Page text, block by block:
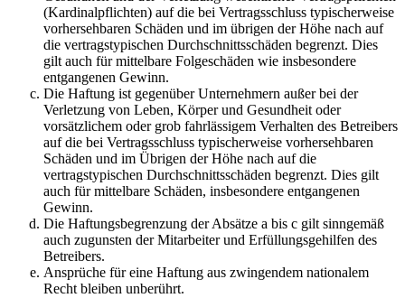
(Kardinalpflichten) auf die bei Vertragsschluss typischerweise
vorhersehbaren Schäden und im übrigen der Höhe nach auf
die vertragstypischen Durchschnittsschäden begrenzt. Dies
gilt auch für mittelbare Folgeschäden wie insbesondere
entgangenen Gewinn.
Die Haftung ist gegenüber Unternehmern außer bei der
Verletzung von Leben, Körper und Gesundheit oder
vorsätzlichem oder grob fahrlässigem Verhalten des Betreibers
auf die bei Vertragsschluss typischerweise vorhersehbaren
Schäden und im Übrigen der Höhe nach auf die
vertragstypischen Durchschnittsschäden begrenzt. Dies gilt
auch für mittelbare Schäden, insbesondere entgangenen
Gewinn.
Die Haftungsbegrenzung der Absätze a bis c gilt sinngemäß
auch zugunsten der Mitarbeiter und Erfüllungsgehilfen des
Betreibers.
Ansprüche für eine Haftung aus zwingendem nationalem
Recht bleiben unberührt.